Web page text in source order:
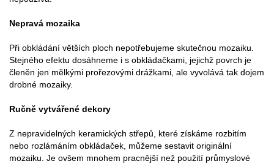
Nepravá mozaika
Při obkládání větších ploch nepotřebujeme skutečnou mozaiku.
Stejného efektu dosáhneme i s obkládačkami, jejichž povrch je
členěn jen mělkými prořezovými drážkami, ale vyvolává tak dojem
drobné mozaiky.
Ručně vytvářené dekory
Z nepravidelných keramických střepů, které získáme rozbitím
nebo rozlámáním obkládaček, můžeme sestavit originální
mozaiku. Je ovšem mnohem pracnější než použití průmyslové